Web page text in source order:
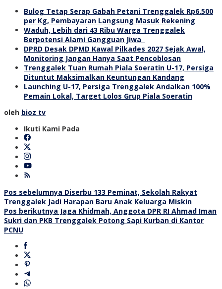
Bulog Tetap Serap Gabah Petani Trenggalek Rp6.500
per Kg, Pembayaran Langsung Masuk Rekening
Waduh, Lebih dari 43 Ribu Warga Trenggalek
Berpotensi Alami Gangguan Jiwa
DPRD Desak DPMD Kawal Pilkades 2027 Sejak Awal,
Monitoring Jangan Hanya Saat Pencoblosan
Trenggalek Tuan Rumah Piala Soeratin U-17, Persiga
Dituntut Maksimalkan Keuntungan Kandang
Launching U-17, Persiga Trenggalek Andalkan 100%
Pemain Lokal, Target Lolos Grup Piala Soeratin
oleh bioz tv
Ikuti Kami Pada
Navigasi
pos
Pos sebelumnya Diserbu 133 Peminat, Sekolah Rakyat
Trenggalek Jadi Harapan Baru Anak Keluarga Miskin
Pos berikutnya Jaga Khidmah, Anggota DPR RI Ahmad Iman
Sukri dan PKB Trenggalek Potong Sapi Kurban di Kantor
PCNU